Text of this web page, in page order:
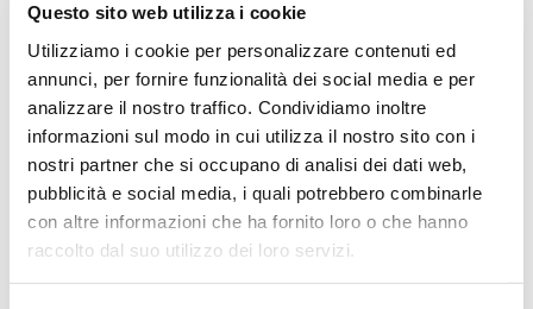
Questo sito web utilizza i cookie
Utilizziamo i cookie per personalizzare contenuti ed
annunci, per fornire funzionalità dei social media e per
analizzare il nostro traffico. Condividiamo inoltre
informazioni sul modo in cui utilizza il nostro sito con i
nostri partner che si occupano di analisi dei dati web,
pubblicità e social media, i quali potrebbero combinarle
con altre informazioni che ha fornito loro o che hanno
raccolto dal suo utilizzo dei loro servizi.
Esperienze di attivismo globale e
locale, con azioni concrete per accelerare
il cambiamento.
Ospiti d’eccezione:
Pegah Moshir Pour– Consulente e
attivista per i diritti umani e digitali;
Sediqa Sharifi – Attivista afghana per i